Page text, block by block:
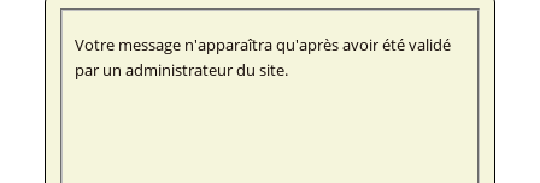
Votre message n'apparaîtra qu'après avoir été validé
par un administrateur du site.